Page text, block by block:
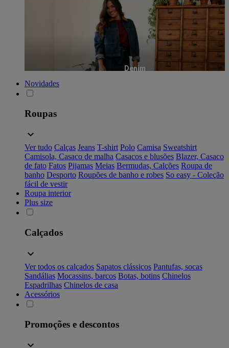
Denim
Novidades
Roupas
Ver tudo Calças Jeans T-shirt Polo Camisa Sweatshirt
Camisola, Casaco de malha Casacos e blusões Blazer, Casaco
de fato Fatos Pijamas Meias Bermudas, Calções Roupa de
banho Desporto Roupões de banho e robes So easy - Coleção
fácil de vestir
Roupa interior
Plus size
Calçados
Ver todos os calçados Sapatos clássicos Pantufas, socas
Sandálias Mocassins, barcos Botas, botins Chinelos
Espadrilhas Chinelos de casa
Acessórios
Promoções e descontos